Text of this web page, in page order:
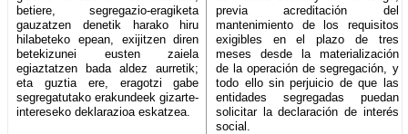
betiere, segregazio-eragiketa
gauzatzen denetik harako hiru
hilabeteko epean, exijitzen diren
betekizunei eusten zaiela
egiaztatzen bada aldez aurretik;
eta guztia ere, eragotzi gabe
segregatutako erakundeek gizarte-
intereseko deklarazioa eskatzea.
previa acreditación del
mantenimiento de los requisitos
exigibles en el plazo de tres
meses desde la materialización
de la operación de segregación, y
todo ello sin perjuicio de que las
entidades segregadas puedan
solicitar la declaración de interés
social.